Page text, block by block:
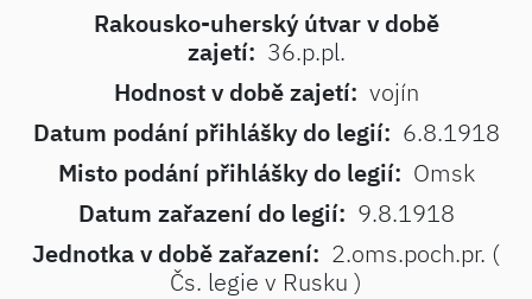
Rakousko-uherský útvar v době
zajetí: 36.p.pl.
Hodnost v době zajetí: vojín
Datum podání přihlášky do legií: 6.8.1918
Misto podání přihlášky do legií: Omsk
Datum zařazení do legií: 9.8.1918
Jednotka v době zařazení: 2.oms.poch.pr. (
Čs. legie v Rusku )